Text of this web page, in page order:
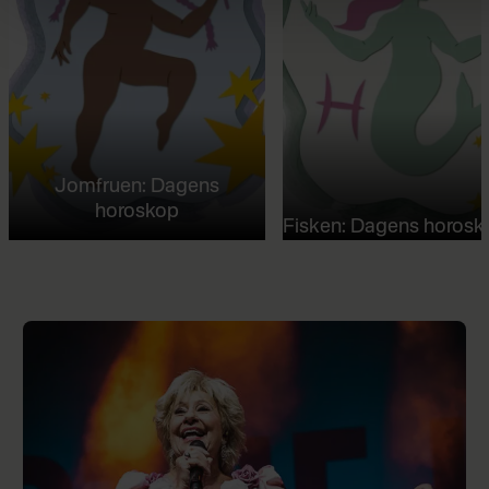
Jomfruen: Dagens
horoskop
Fisken: Dagens